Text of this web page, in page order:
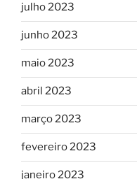
julho 2023
junho 2023
maio 2023
abril 2023
março 2023
fevereiro 2023
janeiro 2023